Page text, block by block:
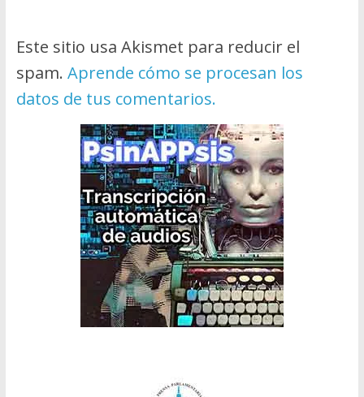
Este sitio usa Akismet para reducir el
spam. Aprende cómo se procesan los
datos de tus comentarios.